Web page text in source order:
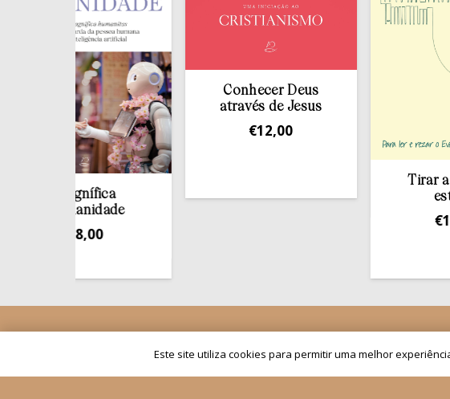
Humanidade
Conhecer Deus
através de Jesus
Tirar a Bíblia
estante
Os nossos projetos
As Nossas Editoras
Rezar com o Papa
Materiais de Grupos
Este site utiliza cookies para permitir uma melhor